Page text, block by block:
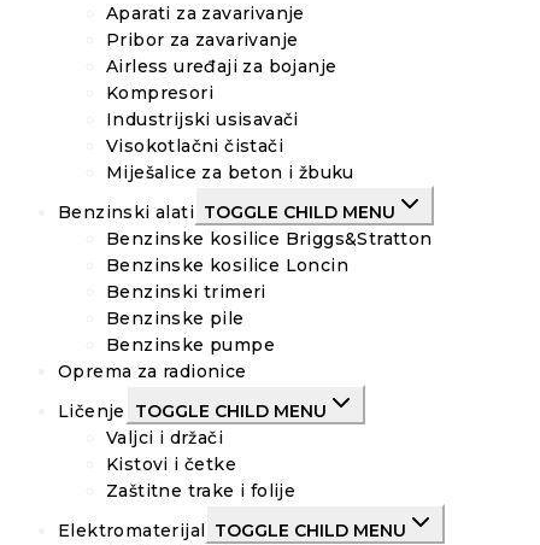
Aparati za zavarivanje
Pribor za zavarivanje
Airless uređaji za bojanje
Kompresori
Industrijski usisavači
Visokotlačni čistači
Miješalice za beton i žbuku
Benzinski alati TOGGLE CHILD MENU
Benzinske kosilice Briggs&Stratton
Benzinske kosilice Loncin
Benzinski trimeri
Benzinske pile
Benzinske pumpe
Oprema za radionice
Ličenje
TOGGLE CHILD MENU
Valjci i držači
Kistovi i četke
Zaštitne trake i folije
Elektromaterijal
TOGGLE CHILD MENU